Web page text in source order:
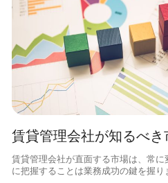
賃貸管理会社が知るべき
賃貸管理会社が直面する市場は、常
に把握することは業務成功の鍵を握り